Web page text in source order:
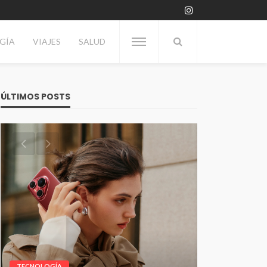
VIAJES SALUD
ÚLTIMOS POSTS